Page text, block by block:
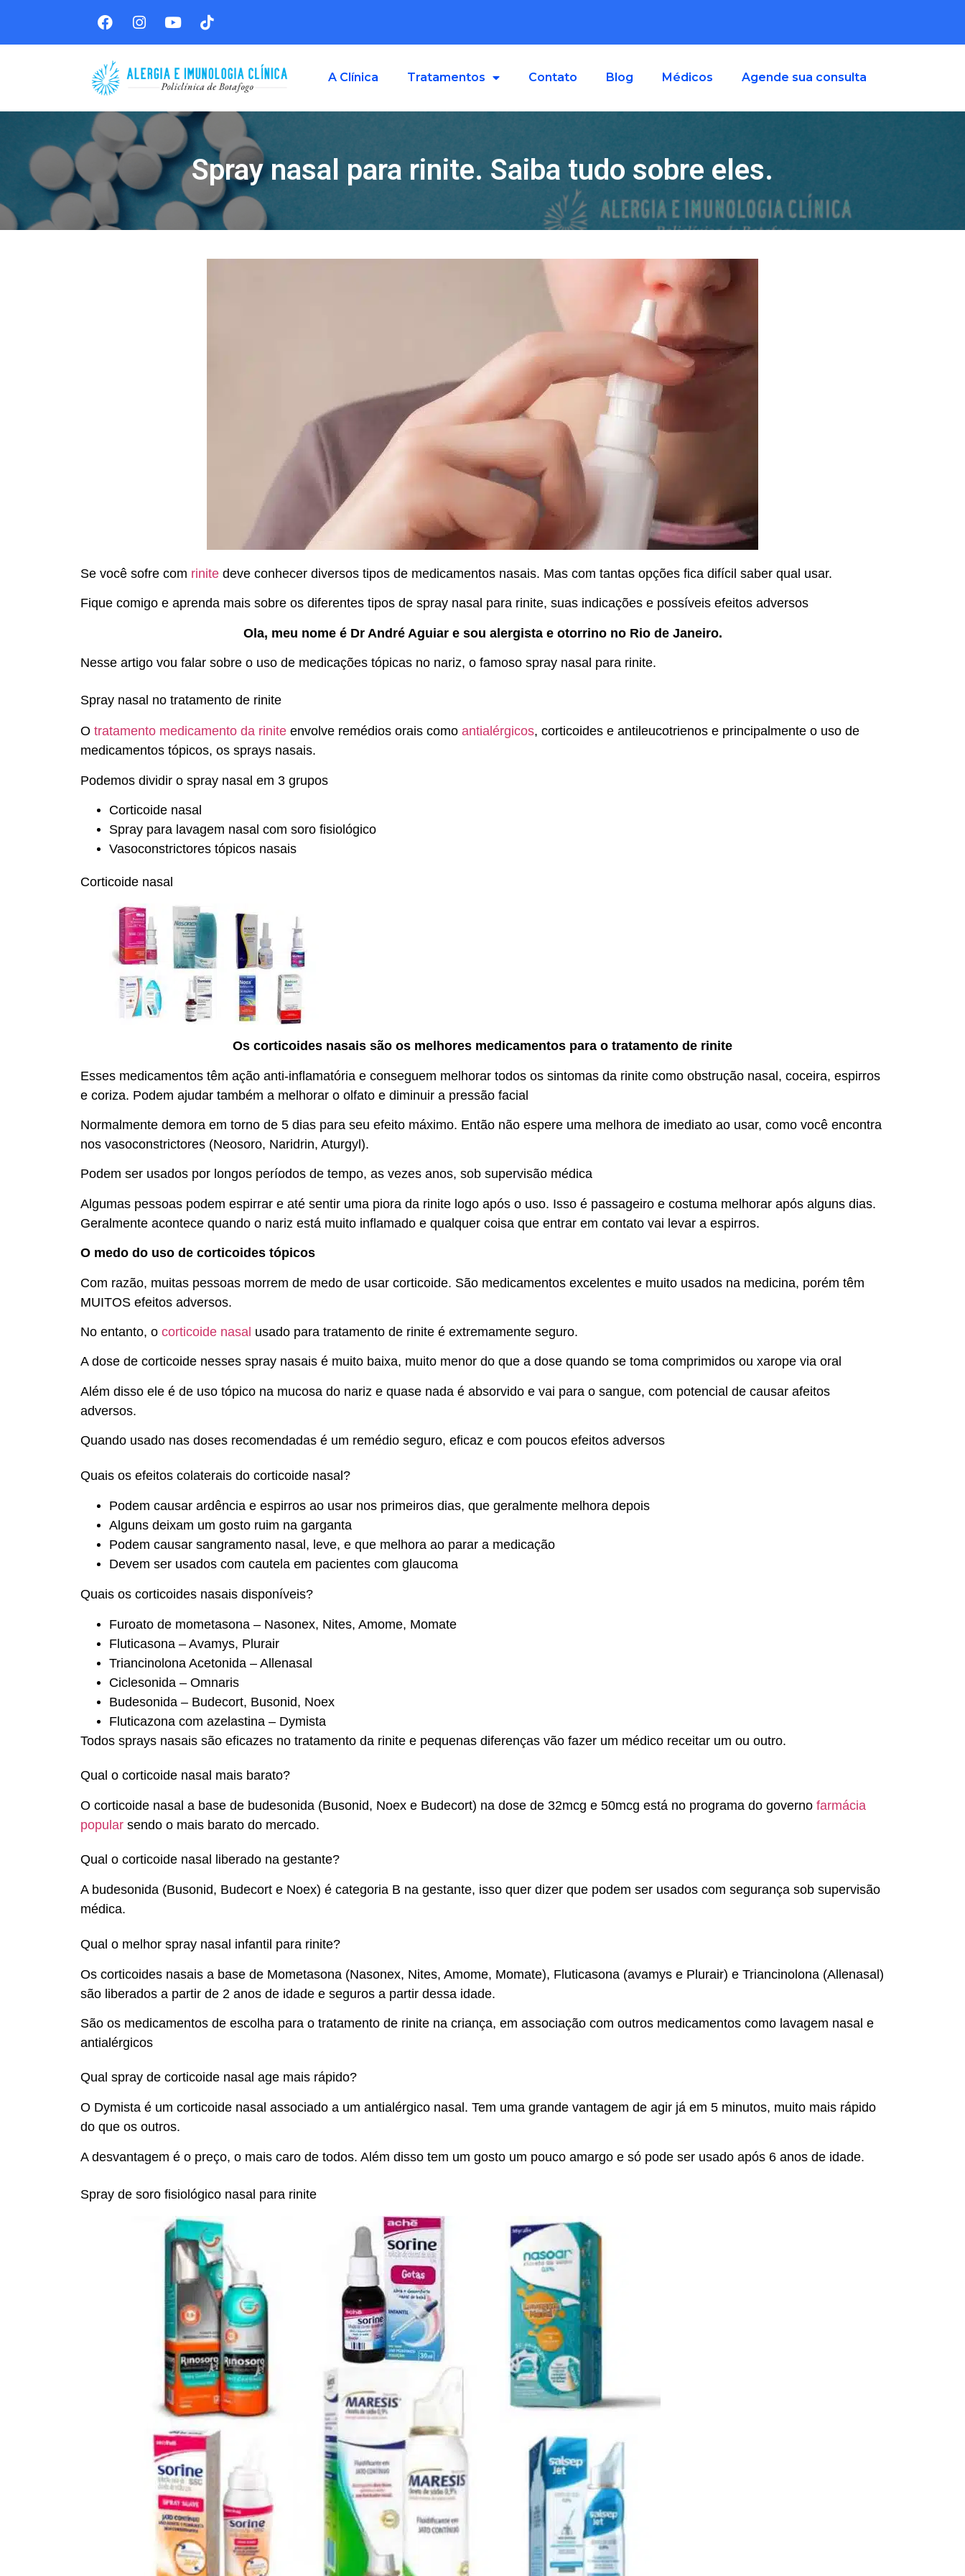
A Clínica Tratamentos Contato Blog Médicos Agende sua consulta
Spray nasal para rinite. Saiba tudo sobre eles.
Se você sofre com rinite deve conhecer diversos tipos de medicamentos nasais. Mas com tantas opções fica difícil saber qual usar.
Fique comigo e aprenda mais sobre os diferentes tipos de spray nasal para rinite, suas indicações e possíveis efeitos adversos
Ola, meu nome é Dr André Aguiar e sou alergista e otorrino no Rio de Janeiro.
Nesse artigo vou falar sobre o uso de medicações tópicas no nariz, o famoso spray nasal para rinite.
Spray nasal no tratamento de rinite
O tratamento medicamento da rinite envolve remédios orais como antialérgicos, corticoides e antileucotrienos e principalmente o uso de
medicamentos tópicos, os sprays nasais.
Podemos dividir o spray nasal em 3 grupos
Corticoide nasal
Spray para lavagem nasal com soro fisiológico
Vasoconstrictores tópicos nasais
Corticoide nasal
Os corticoides nasais são os melhores medicamentos para o tratamento de rinite
Esses medicamentos têm ação anti-inflamatória e conseguem melhorar todos os sintomas da rinite como obstrução nasal, coceira, espirros
e coriza. Podem ajudar também a melhorar o olfato e diminuir a pressão facial
Normalmente demora em torno de 5 dias para seu efeito máximo. Então não espere uma melhora de imediato ao usar, como você encontra
nos vasoconstrictores (Neosoro, Naridrin, Aturgyl).
Podem ser usados por longos períodos de tempo, as vezes anos, sob supervisão médica
Algumas pessoas podem espirrar e até sentir uma piora da rinite logo após o uso. Isso é passageiro e costuma melhorar após alguns dias.
Geralmente acontece quando o nariz está muito inflamado e qualquer coisa que entrar em contato vai levar a espirros.
O medo do uso de corticoides tópicos
Com razão, muitas pessoas morrem de medo de usar corticoide. São medicamentos excelentes e muito usados na medicina, porém têm
MUITOS efeitos adversos.
No entanto, o corticoide nasal usado para tratamento de rinite é extremamente seguro.
A dose de corticoide nesses spray nasais é muito baixa, muito menor do que a dose quando se toma comprimidos ou xarope via oral
Além disso ele é de uso tópico na mucosa do nariz e quase nada é absorvido e vai para o sangue, com potencial de causar afeitos
adversos.
Quando usado nas doses recomendadas é um remédio seguro, eficaz e com poucos efeitos adversos
Quais os efeitos colaterais do corticoide nasal?
Podem causar ardência e espirros ao usar nos primeiros dias, que geralmente melhora depois
Alguns deixam um gosto ruim na garganta
Podem causar sangramento nasal, leve, e que melhora ao parar a medicação
Devem ser usados com cautela em pacientes com glaucoma
Quais os corticoides nasais disponíveis?
Furoato de mometasona – Nasonex, Nites, Amome, Momate
Fluticasona – Avamys, Plurair
Triancinolona Acetonida – Allenasal
Ciclesonida – Omnaris
Budesonida – Budecort, Busonid, Noex
Fluticazona com azelastina – Dymista
Todos sprays nasais são eficazes no tratamento da rinite e pequenas diferenças vão fazer um médico receitar um ou outro.
Qual o corticoide nasal mais barato?
O corticoide nasal a base de budesonida (Busonid, Noex e Budecort) na dose de 32mcg e 50mcg está no programa do governo farmácia
popular sendo o mais barato do mercado.
Qual o corticoide nasal liberado na gestante?
A budesonida (Busonid, Budecort e Noex) é categoria B na gestante, isso quer dizer que podem ser usados com segurança sob supervisão
médica.
Qual o melhor spray nasal infantil para rinite?
Os corticoides nasais a base de Mometasona (Nasonex, Nites, Amome, Momate), Fluticasona (avamys e Plurair) e Triancinolona (Allenasal)
são liberados a partir de 2 anos de idade e seguros a partir dessa idade.
São os medicamentos de escolha para o tratamento de rinite na criança, em associação com outros medicamentos como lavagem nasal e
antialérgicos
Qual spray de corticoide nasal age mais rápido?
O Dymista é um corticoide nasal associado a um antialérgico nasal. Tem uma grande vantagem de agir já em 5 minutos, muito mais rápido
do que os outros.
A desvantagem é o preço, o mais caro de todos. Além disso tem um gosto um pouco amargo e só pode ser usado após 6 anos de idade.
Spray de soro fisiológico nasal para rinite